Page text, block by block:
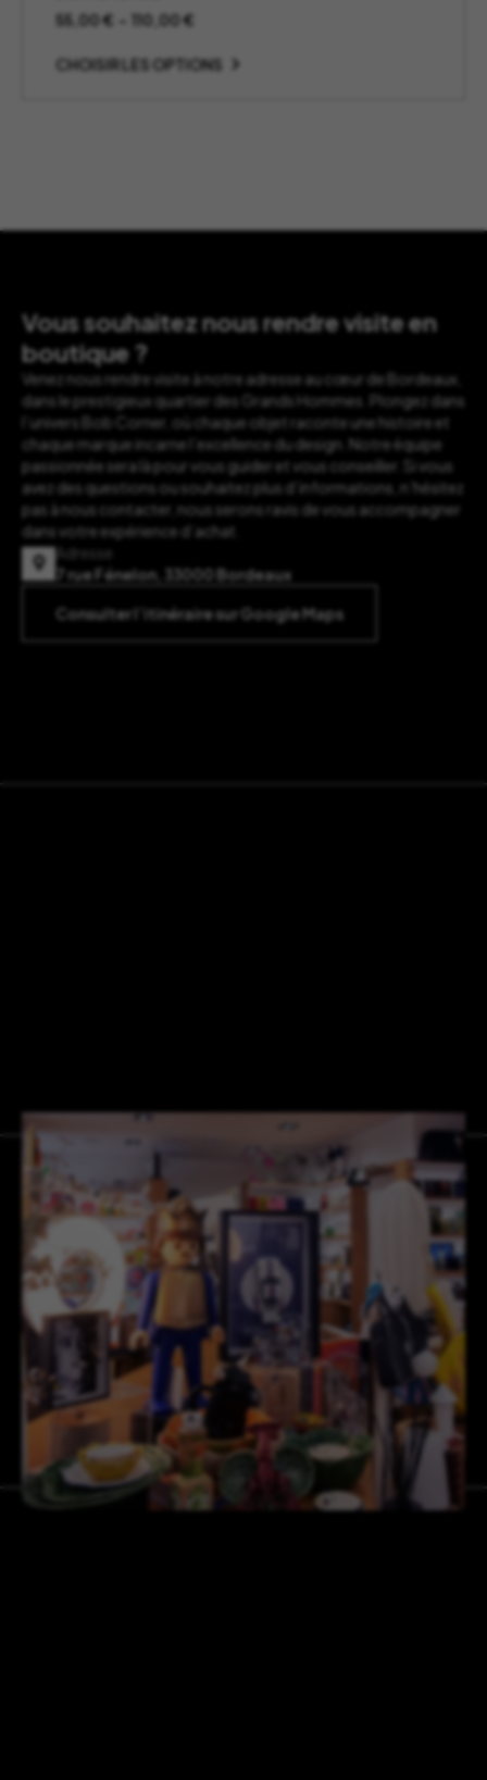
55,00€ 110,00€
prix :
CHOISIR LES OPTIONS
Vous souhaitez nous rendre visite en
boutique ?
Venez nous rendre visite à notre adresse au cœur de Bordeaux,
dans le prestigieux quartier des Grands Hommes. Plongez dans
l’univers Bob Corner, où chaque objet raconte une histoire et
chaque marque incarne l’excellence du design. Notre équipe
passionnée sera là pour vous guider et vous conseiller. Si vous
avez des questions ou souhaitez plus d’informations, n’hésitez
pas à nous contacter, nous serons ravis de vous accompagner
dans votre expérience d’achat.
Adresse
7 rue Fénelon, 33000 Bordeaux
Consulter l’itinéraire sur Google Maps